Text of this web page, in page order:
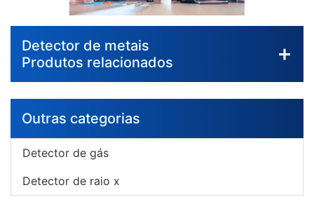
Detector de metais
Produtos relacionados
Outras categorias
Detector de gás
Detector de raio x